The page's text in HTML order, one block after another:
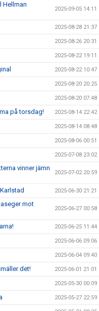
Hellman
2025-09-05 14:11
2025-08-28 21:37
2025-08-26 20:31
2025-08-22 19:11
2025-08-22 10:47
2025-08-20 20:25
2025-08-20 07:48
på torsdag! 2025-08-14 22:42
2025-08-14 08:48
2025-08-06 00:51
2025-07-08 23:02
vinner jämn
2025-07-02 20:59
2025-06-30 21:21
mot
2025-06-27 00:58
2025-06-25 11:44
2025-06-06 09:06
2025-06-04 09:40
det! 2025-06-01 21:01
2025-05-30 00:09
2025-05-27 22:59